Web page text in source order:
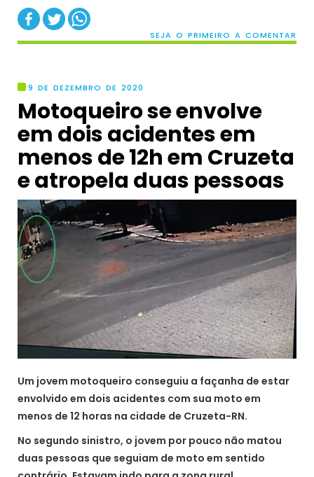
SEJA O PRIMEIRO A COMENTAR
9 DE DEZEMBRO DE 2020
Motoqueiro se envolve
em dois acidentes em
menos de 12h em Cruzeta
e atropela duas pessoas
Um jovem motoqueiro conseguiu a façanha de estar
envolvido em dois acidentes com sua moto em
menos de 12 horas na cidade de Cruzeta-RN.
No segundo sinistro, o jovem por pouco não matou
duas pessoas que seguiam de moto em sentido